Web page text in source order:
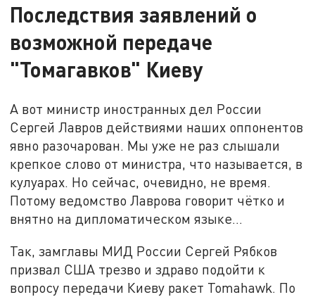
Последствия заявлений о
возможной передаче
"Томагавков" Киеву
А вот министр иностранных дел России
Сергей Лавров действиями наших оппонентов
явно разочарован. Мы уже не раз слышали
крепкое слово от министра, что называется, в
кулуарах. Но сейчас, очевидно, не время.
Потому ведомство Лаврова говорит чётко и
внятно на дипломатическом языке...
Так, замглавы МИД России Сергей Рябков
призвал США трезво и здраво подойти к
вопросу передачи Киеву ракет Tomahawk. По